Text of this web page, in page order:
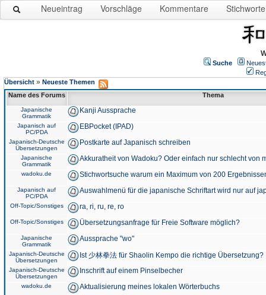
Neueintrag Vorschläge Kommentare Stichworte
Suche
Übersicht » Neueste Themen
Name des Forums
Thema
Japanische
Grammatik
Kanji Aussprache
Japanisch auf
PC/PDA
EBPocket (IPAD)
Japanisch-Deutsche
Übersetzungen
Postkarte auf Japanisch schreiben
Japanische
Grammatik
Akkuratheit von Wadoku? Oder einfach nur schlecht von
wadoku.de Stichwortsuche warum ein Maximum von 200
Japanisch auf
PC/PDA
Auswahlmenü für die japanische Schriftart wird nur auf
Off-Topic/Sonstiges ra, ri, ru, re, ro
Off-Topic/Sonstiges Übersetzungsanfrage für Freie Software möglich?
Japanische
Grammatik
Aussprache "wo"
Japanisch-Deutsche
Übersetzungen
Ist 少林拳法 für Shaolin Kempo die richtige Übersetzung?
Japanisch-Deutsche
Übersetzungen
Inschrift auf einem Pinselbecher
wadoku.de Aktualisierung meines lokalen Wörterbuchs